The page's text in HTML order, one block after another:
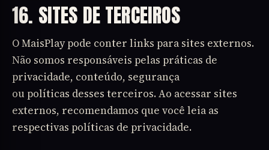
16. SITES DE TERCEIROS
O MaisPlay pode conter links para sites externos.
Não somos responsáveis pelas práticas de
privacidade, conteúdo, segurança
ou políticas desses terceiros. Ao acessar sites
externos, recomendamos que você leia as
respectivas políticas de privacidade.